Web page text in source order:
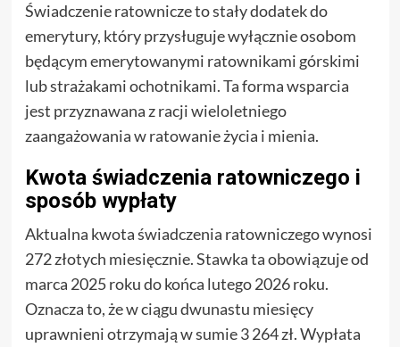
Świadczenie ratownicze to stały dodatek do
emerytury, który przysługuje wyłącznie osobom
będącym emerytowanymi ratownikami górskimi
lub strażakami ochotnikami. Ta forma wsparcia
jest przyznawana z racji wieloletniego
zaangażowania w ratowanie życia i mienia.
Kwota świadczenia ratowniczego i
sposób wypłaty
Aktualna kwota świadczenia ratowniczego wynosi
272 złotych miesięcznie. Stawka ta obowiązuje od
marca 2025 roku do końca lutego 2026 roku.
Oznacza to, że w ciągu dwunastu miesięcy
uprawnieni otrzymają w sumie 3 264 zł. Wypłata